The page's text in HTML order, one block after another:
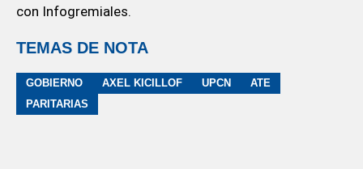
con Infogremiales.
TEMAS DE NOTA
GOBIERNO AXEL KICILLOF UPCN
ATE
PARITARIAS